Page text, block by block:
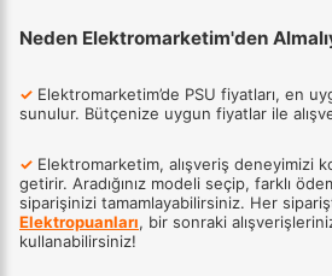
Neden Elektromarketim'den
✓ Elektromarketim’de PSU fiyatları, en
sunulur. Bütçenize uygun fiyatlar ile
✓ Elektromarketim, alışveriş deneyimizi
getirir. Aradığınız modeli seçip, farklı
siparişinizi tamamlayabilirsiniz. Her
Elektropuanları, bir sonraki
kullanabilirsiniz!